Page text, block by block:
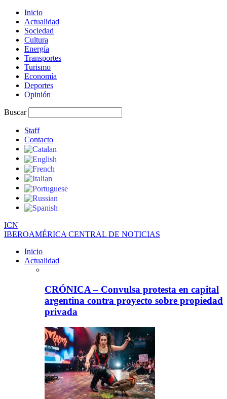
Inicio
Actualidad
Sociedad
Cultura
Energía
Transportes
Turismo
Economía
Deportes
Opinión
Buscar
Staff
Contacto
ICN
IBEROAMÉRICA CENTRAL DE NOTICIAS
Inicio
Actualidad
CRÓNICA – Convulsa protesta en capital
argentina contra proyecto sobre propiedad
privada